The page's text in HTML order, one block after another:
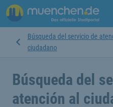
Búsqueda del servicio de
ciudadano
Búsqueda del
atención al